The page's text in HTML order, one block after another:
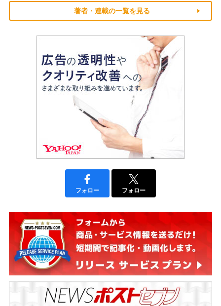
著者・連載の一覧を見る
フォロー フォロー